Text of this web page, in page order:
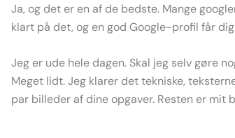
Ja, og det er en af de bedste. Mange
klart på det, og en god Google-profil får
Jeg er ude hele dagen. Skal jeg selv gøre
Meget lidt. Jeg klarer det tekniske,
par billeder af dine opgaver. Resten er mit